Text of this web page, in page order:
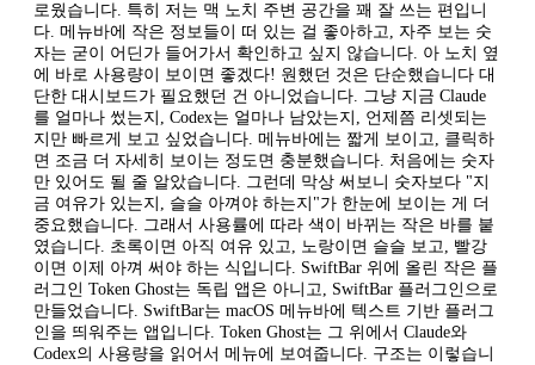
로웠습니다. 특히 저는 맥 노치 주변 공간을 꽤 잘 쓰는 편입니
다. 메뉴바에 작은 정보들이 떠 있는 걸 좋아하고, 자주 보는 숫
자는 굳이 어딘가 들어가서 확인하고 싶지 않습니다. 아 노치 옆
에 바로 사용량이 보이면 좋겠다! 원했던 것은 단순했습니다 대
단한 대시보드가 필요했던 건 아니었습니다. 그냥 지금 Claude
를 얼마나 썼는지, Codex는 얼마나 남았는지, 언제쯤 리셋되는
지만 빠르게 보고 싶었습니다. 메뉴바에는 짧게 보이고, 클릭하
면 조금 더 자세히 보이는 정도면 충분했습니다. 처음에는 숫자
만 있어도 될 줄 알았습니다. 그런데 막상 써보니 숫자보다 "지
금 여유가 있는지, 슬슬 아껴야 하는지"가 한눈에 보이는 게 더
중요했습니다. 그래서 사용률에 따라 색이 바뀌는 작은 바를 붙
였습니다. 초록이면 아직 여유 있고, 노랑이면 슬슬 보고, 빨강
이면 이제 아껴 써야 하는 식입니다. SwiftBar 위에 올린 작은 플
러그인 Token Ghost는 독립 앱은 아니고, SwiftBar 플러그인으로
만들었습니다. SwiftBar는 macOS 메뉴바에 텍스트 기반 플러그
인을 띄워주는 앱입니다. Token Ghost는 그 위에서 Claude와
Codex의 사용량을 읽어서 메뉴에 보여줍니다. 구조는 이렇습니